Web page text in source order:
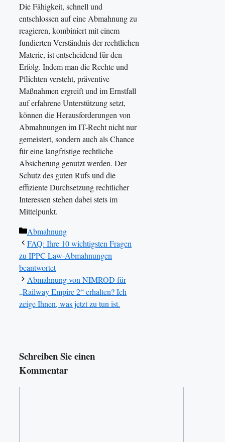
Die Fähigkeit, schnell und
entschlossen auf eine Abmahnung zu
reagieren, kombiniert mit einem
fundierten Verständnis der rechtlichen
Materie, ist entscheidend für den
Erfolg. Indem man die Rechte und
Pflichten versteht, präventive
Maßnahmen ergreift und im Ernstfall
auf erfahrene Unterstützung setzt,
können die Herausforderungen von
Abmahnungen im IT-Recht nicht nur
gemeistert, sondern auch als Chance
für eine langfristige rechtliche
Absicherung genutzt werden. Der
Schutz des guten Rufs und die
effiziente Durchsetzung rechtlicher
Interessen stehen dabei stets im
Mittelpunkt.
Kategorien
Abmahnung
FAQ: Ihre 10 wichtigsten Fragen
zu IPPC Law-Abmahnungen
beantwortet
Abmahnung von NIMROD für
„Railway Empire 2“ erhalten? Ich
zeige Ihnen, was jetzt zu tun ist.
Schreiben Sie einen
Kommentar